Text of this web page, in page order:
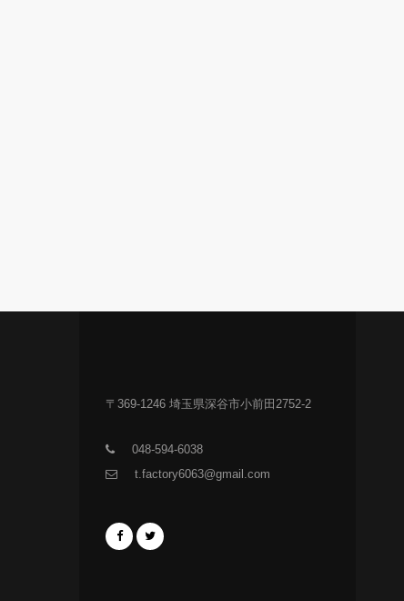
〒369-1246 埼玉県深谷市小前田2752-2
048-594-6038
t.factory6063@gmail.com